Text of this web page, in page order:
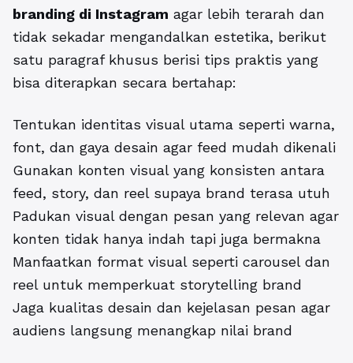
branding di Instagram agar lebih terarah dan
tidak sekadar mengandalkan estetika, berikut
satu paragraf khusus berisi tips praktis yang
bisa diterapkan secara bertahap:
Tentukan identitas visual utama seperti warna,
font, dan gaya desain agar feed mudah dikenali
Gunakan konten visual yang konsisten antara
feed, story, dan reel supaya brand terasa utuh
Padukan visual dengan pesan yang relevan agar
konten tidak hanya indah tapi juga bermakna
Manfaatkan format visual seperti carousel dan
reel untuk memperkuat storytelling brand
Jaga kualitas desain dan kejelasan pesan agar
audiens langsung menangkap nilai brand